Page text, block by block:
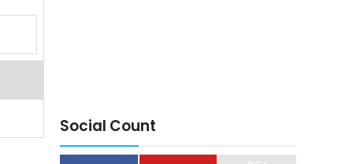
Social Count